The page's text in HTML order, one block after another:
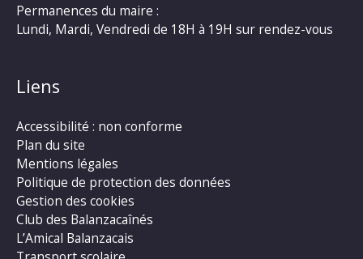
Permanences du maire :
Lundi, Mardi, Vendredi de 18H à 19H sur rendez-vous
Liens
Accessibilité : non conforme
Plan du site
Mentions légales
Politique de protection des données
Gestion des cookies
Club des Balanzacaînés
L’Amical Balanzacais